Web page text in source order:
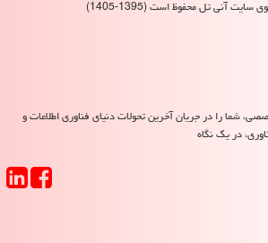
شما را در جریان آخرین تحولات دنیای فناوری اطلاعات و
در یک نگاه